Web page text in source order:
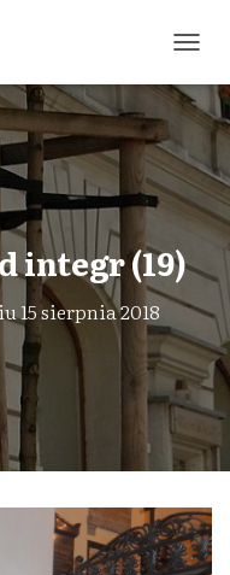
R
Z
Ą
C
Z
A
I
G
C
J
integr (19)
15 sierpnia 2018